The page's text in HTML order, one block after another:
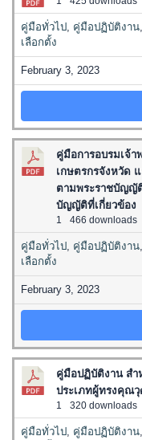
คู่มือทั่วไป, คู่มือปฏิบัติงาน,
เลือกตั้ง
February 3, 2023
คู่มือการอบรมเจ้า
เกษตรกรจังหวัด
ตามพระราชบัญญั
บัญญัติที่เกี่ยวข้อง
1 466 downloads
คู่มือทั่วไป, คู่มือปฏิบัติงาน,
เลือกตั้ง
February 3, 2023
คู่มือปฏิบัติงาน สำ
ประเภทผู้ทรงคุณ
1 320 downloads
คู่มือทั่วไป, คู่มือปฏิบัติงาน,